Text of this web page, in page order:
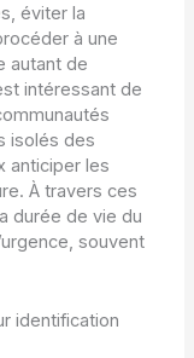
éviter la
à une
autant de
intéressant de
isolés des
anticiper les
À travers ces
durée de vie du
souvent
identification